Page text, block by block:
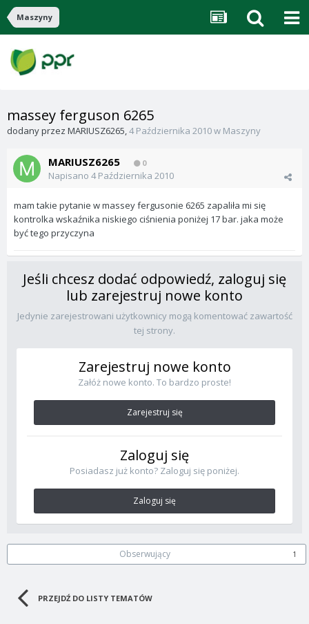
Maszyny
massey ferguson 6265
dodany przez MARIUSZ6265,4 Października 2010w Maszyny
MARIUSZ6265 0
Napisano 4 Października 2010
mam takie pytanie w massey fergusonie 6265 zapaliła mi się
kontrolka wskaźnika niskiego ciśnienia poniżej 17 bar. jaka może
być tego przyczyna
Jeśli chcesz dodać odpowiedź, zaloguj się
lub zarejestruj nowe konto
Jedynie zarejestrowani użytkownicy mogą komentować zawartość
tej strony.
Zarejestruj nowe konto
Załóż nowe konto. To bardzo proste!
Zarejestruj się
Zaloguj się
Posiadasz już konto? Zaloguj się poniżej.
Zaloguj się
Obserwujący 1
PRZEJDŹ DO LISTY TEMATÓW